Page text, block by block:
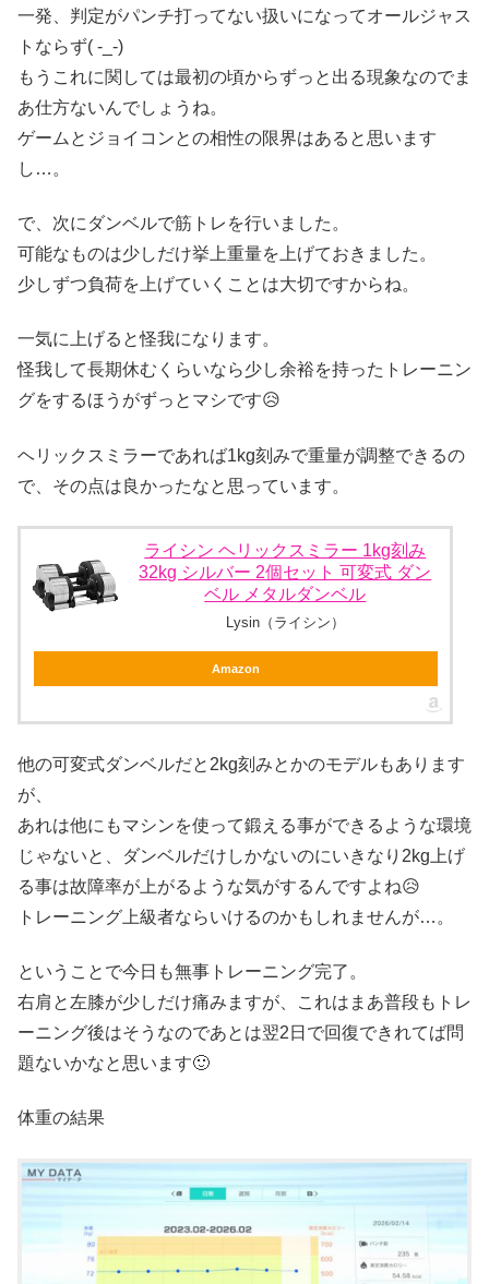
一発、判定がパンチ打ってない扱いになってオールジャス
トならず( -_-)
もうこれに関しては最初の頃からずっと出る現象なのでま
あ仕方ないんでしょうね。
ゲームとジョイコンとの相性の限界はあると思います
し…。
で、次にダンベルで筋トレを行いました。
可能なものは少しだけ挙上重量を上げておきました。
少しずつ負荷を上げていくことは大切ですからね。
一気に上げると怪我になります。
怪我して長期休むくらいなら少し余裕を持ったトレーニン
グをするほうがずっとマシです😥
ヘリックスミラーであれば1kg刻みで重量が調整できるの
で、その点は良かったなと思っています。
ライシン ヘリックスミラー 1kg刻み
32kg シルバー 2個セット 可変式 ダン
ベル メタルダンベル
Lysin（ライシン）
Amazon
他の可変式ダンベルだと2kg刻みとかのモデルもあります
が、
あれは他にもマシンを使って鍛える事ができるような環境
じゃないと、ダンベルだけしかないのにいきなり2kg上げ
る事は故障率が上がるような気がするんですよね😥
トレーニング上級者ならいけるのかもしれませんが…。
ということで今日も無事トレーニング完了。
右肩と左膝が少しだけ痛みますが、これはまあ普段もトレ
ーニング後はそうなのであとは翌2日で回復できれてば問
題ないかなと思います🙂
体重の結果